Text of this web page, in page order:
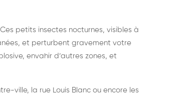
petits insectes nocturnes, visibles à
et perturbent gravement votre
envahir d’autres zones, et
ville, la rue Louis Blanc ou encore les